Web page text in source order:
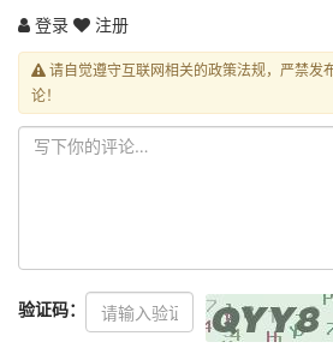
登录 注册
请自觉遵守互联网相关的政策法规，严禁发
论！
验证码：